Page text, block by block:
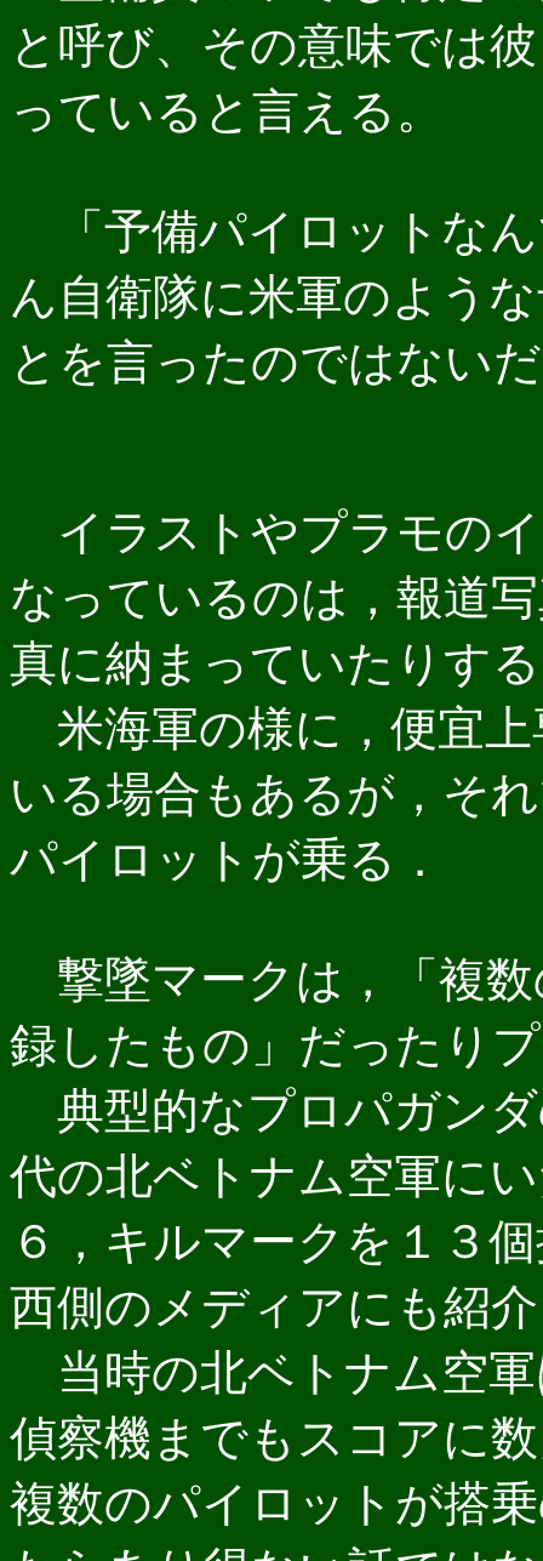
と呼び、その意味では
っていると言える。
「予備パイロットな
ん自衛隊に米軍のよう
とを言ったのではない
イラストやプラモの
なっているのは，報道
真に納まっていたりす
米海軍の様に，便宜
いる場合もあるが，そ
パイロットが乗る．
撃墜マークは，「複
録したもの」だったり
典型的なプロパガン
代の北ベトナム空軍に
６，キルマークを１３
西側のメディアにも紹
当時の北ベトナム空
偵察機までもスコアに
複数のパイロットが搭